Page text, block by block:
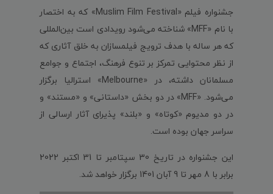
جشنواره فیلم «Muslim Film Festival» که به اختصار
با نام «MFF» شناخته می‌شود رویدادی است بین‌المللی
که هر ساله با هدف ترویج فیلمسازان به خلق آثاری که
از نظر محتوایی تمرکز بر تنوع فرهنگ، اجتماع و جوامع
مسلمانان داشته، در «Melbourne» استرالیا برگزار
می‌شود. «MFF» در دو بخش «داستانی» و «مستند» و
در دو مدیوم «کوتاه» و «بلند» پذیرای آثار ارسالی از
سراسر جهان بوده است.
این جشنواره در تاریخ 30 سپتامبر تا 31 اکتبر 2022
برابر با 8 مهر تا 9 آبان 1401 برگزار خواهد شد.